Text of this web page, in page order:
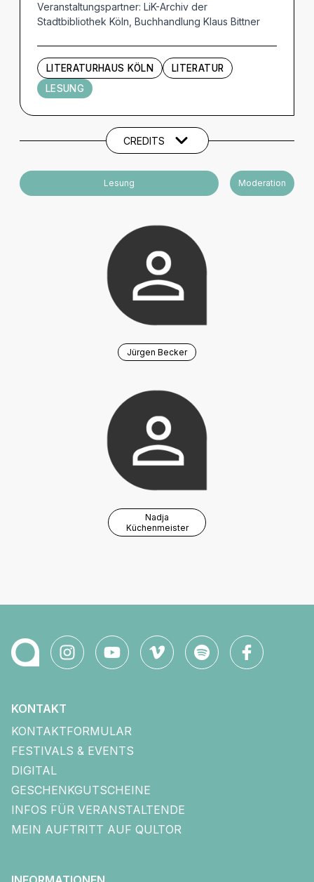
Veranstaltungspartner: LiK-Archiv der
Stadtbibliothek Köln, Buchhandlung Klaus Bittner
LITERATURHAUS KÖLN
LITERATUR
LESUNG
Künstler und Beteiligte
CREDITS
Lesung Moderation
Jürgen Becker
Nadja
Küchenmeister
KONTAKT
KONTAKTFORMULAR
FESTIVALS & EVENTS
DIGITAL
GESCHENKGUTSCHEINE
INFOS FÜR VERANSTALTENDE
MEIN AUFTRITT AUF QULTOR